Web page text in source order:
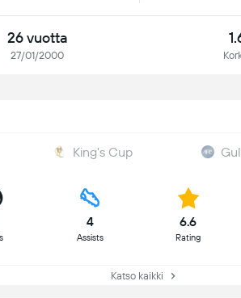
26 vuotta
27/01/2000
King's Cup
4
Assists
6.6
Rating
Katso kaikki